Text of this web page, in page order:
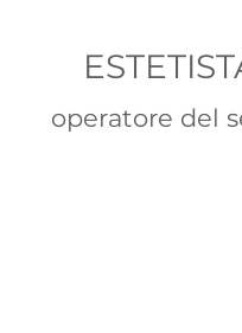
operatore del